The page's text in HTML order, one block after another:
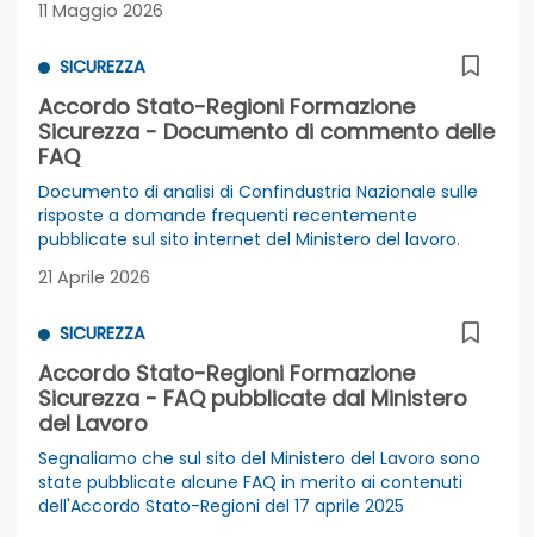
11 Maggio 2026
SICUREZZA
Accordo Stato-Regioni Formazione
Sicurezza - Documento di commento delle
FAQ
Documento di analisi di Confindustria Nazionale sulle
risposte a domande frequenti recentemente
pubblicate sul sito internet del Ministero del lavoro.
21 Aprile 2026
SICUREZZA
Accordo Stato-Regioni Formazione
Sicurezza - FAQ pubblicate dal Ministero
del Lavoro
Segnaliamo che sul sito del Ministero del Lavoro sono
state pubblicate alcune FAQ in merito ai contenuti
dell'Accordo Stato-Regioni del 17 aprile 2025